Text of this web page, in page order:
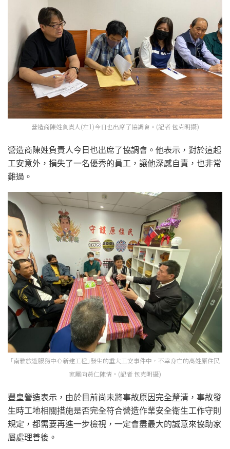
營造商陳姓負責人(左1)今日也出席了協調會。(記者 包克明攝)
營造商陳姓負責人今日也出席了協調會。他表示，對於這起
工安意外，損失了一名優秀的員工，讓他深感自責，也非常
難過。
｢南雅旅遊服務中心新建工程｣發生的重大工安事件中，不幸身亡的高姓原住民
家屬向黃仁陳情。(記者 包克明攝)
豐皇營造表示，由於目前尚未將事故原因完全釐清，事故發
生時工地相關措施是否完全符合營造作業安全衛生工作守則
規定，都需要再進一步檢視，一定會盡最大的誠意來協助家
屬處理善後。